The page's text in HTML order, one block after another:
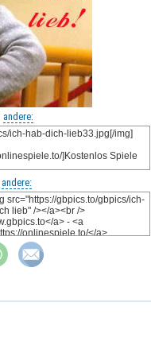
andere:
andere: